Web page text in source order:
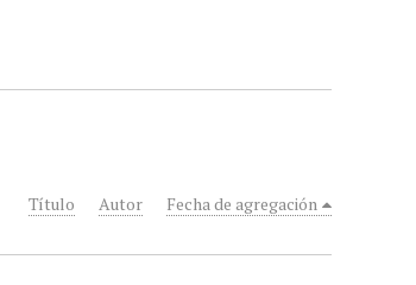
Título Autor Fecha de agregación